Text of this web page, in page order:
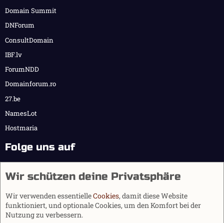
Domain Summit
DNForum
ConsultDomain
IBF.lv
ForumNDD
Domainforum.ro
27.be
NamesLot
Hostmaria
Folge uns auf
Wir schützen deine Privatsphäre
Wir verwenden essentielleCookies, damit diese Website
funktioniert, und optionale Cookies, um den Komfort bei der
Nutzung zu verbessern.